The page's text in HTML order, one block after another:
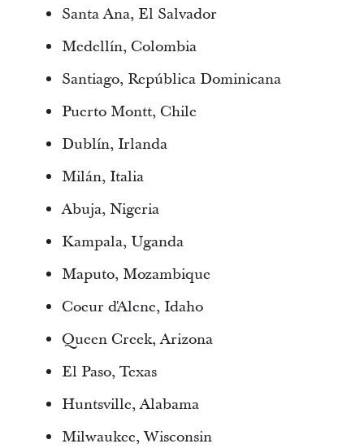
Santa Ana, El Salvador
Medellín, Colombia
Santiago, República Dominicana
Puerto Montt, Chile
Dublín, Irlanda
Milán, Italia
Abuja, Nigeria
Kampala, Uganda
Maputo, Mozambique
Coeur d'Alene, Idaho
Queen Creek, Arizona
El Paso, Texas
Huntsville, Alabama
Milwaukee, Wisconsin